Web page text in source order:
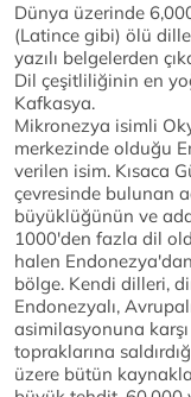
Dünya üzerinde
(Latince gibi) ölü
yazılı belgelerden
Dil çeşitliliğinin en
Kafkasya.
Mikronezya isimli
merkezinde olduğu
verilen isim. Kısaca
çevresinde bulunan
büyüklüğünün ve
1000'den fazla dil
halen
bölge. Kendi dilleri,
Endonezyalı,
asimilasyonuna
topraklarına
üzere bütün